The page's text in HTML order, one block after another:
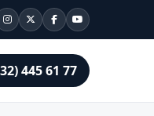
445 61 77